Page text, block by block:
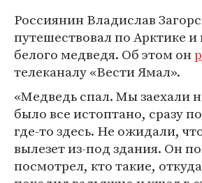
Россиянин Владислав
путешествовал по Арктике и
белого медведя. Об этом он
телеканалу «Вести Ямал».
«Медведь спал. Мы заехали
было все истоптано, сразу
где-то здесь. Не ожидали,
вылезет из-под здания. Он
посмотрел, кто такие,